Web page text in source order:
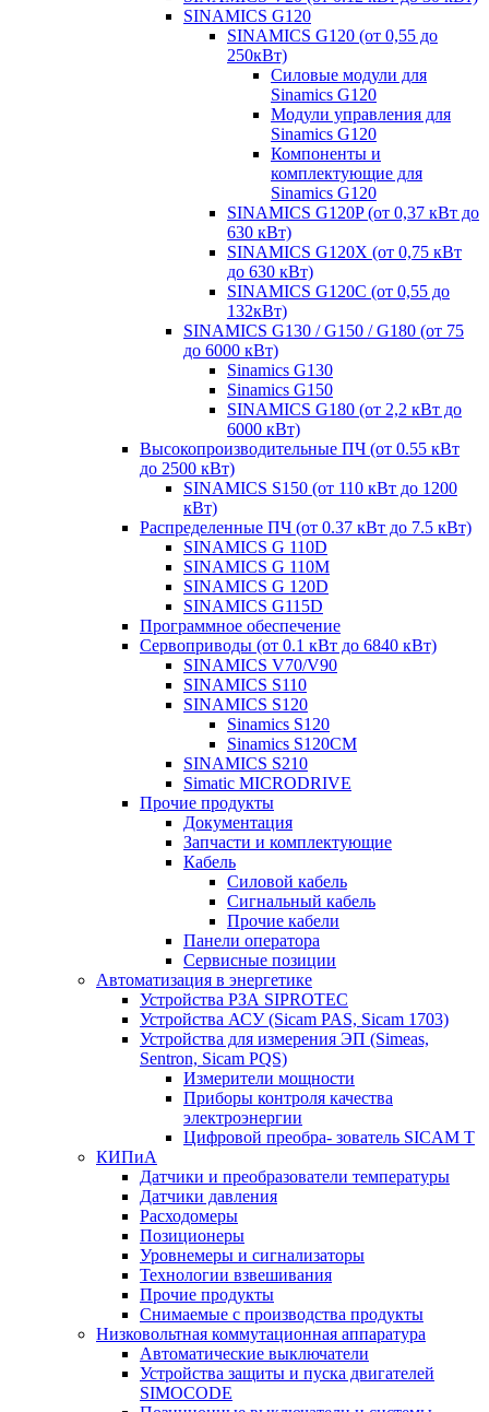
SINAMICS G120
SINAMICS G120 (от 0,55 до
250кВт)
Силовые модули для
Sinamics G120
Модули управления для
Sinamics G120
Компоненты и
комплектующие для
Sinamics G120
SINAMICS G120P (от 0,37 кВт до
630 кВт)
SINAMICS G120X (от 0,75 кВт
до 630 кВт)
SINAMICS G120C (от 0,55 до
132кВт)
SINAMICS G130 / G150 / G180 (от 75
до 6000 кВт)
Sinamics G130
Sinamics G150
SINAMICS G180 (от 2,2 кВт до
6000 кВт)
Высокопроизводительные ПЧ (от 0.55 кВт
до 2500 кВт)
SINAMICS S150 (от 110 кВт до 1200
кВт)
Распределенные ПЧ (от 0.37 кВт до 7.5 кВт)
SINAMICS G 110D
SINAMICS G 110M
SINAMICS G 120D
SINAMICS G115D
Программное обеспечение
Сервоприводы (от 0.1 кВт до 6840 кВт)
SINAMICS V70/V90
SINAMICS S110
SINAMICS S120
Sinamics S120
Sinamics S120CM
SINAMICS S210
Simatic MICRODRIVE
Прочие продукты
Документация
Запчасти и комплектующие
Кабель
Силовой кабель
Сигнальный кабель
Прочие кабели
Панели оператора
Сервисные позиции
Автоматизация в энергетике
Устройства РЗА SIPROTEC
Устройства АСУ (Sicam PAS, Sicam 1703)
Устройства для измерения ЭП (Simeas,
Sentron, Sicam PQS)
Измерители мощности
Приборы контроля качества
электроэнергии
Цифровой преобра- зователь SICAM T
КИПиА
Датчики и преобразователи температуры
Датчики давления
Расходомеры
Позиционеры
Уровнемеры и сигнализаторы
Технологии взвешивания
Прочие продукты
Снимаемые с производства продукты
Низковольтная коммутационная аппаратура
Автоматические выключатели
Устройства защиты и пуска двигателей
SIMOCODE